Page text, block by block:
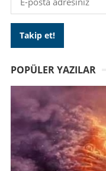
POPÜLER YAZILAR